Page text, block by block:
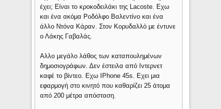
έχει; Είναι το κροκοδειλάκι της Lacoste. Εχω
και ένα ακόμα Ροδόλφο Βαλεντίνο και ένα
άλλο Ντόνα Κάραν. Στον Κορυδαλλό με έντυνε
ο Λάκης Γαβαλάς.
Αλλο μεγάλο λάθος των καταπουλημένων
δημοσιογράφων. Δεν έστειλα από Ιντερνετ
καφέ το βίντεο. Εχω IPhone 45s. Εχει μια
εφαρμογή στο κινητό που καθαρίζει 25 άτομα
από 200 μέτρα απόσταση.